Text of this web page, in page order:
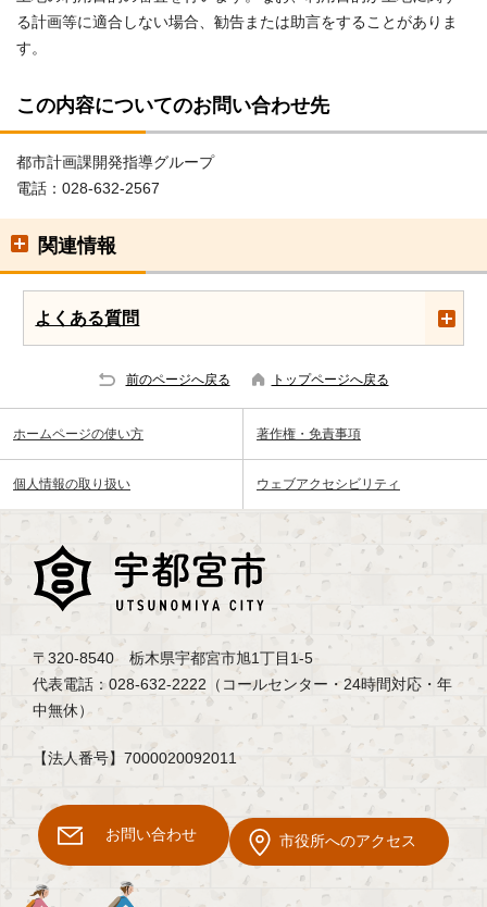
る計画等に適合しない場合、勧告または助言をすることがありま
す。
この内容についてのお問い合わせ先
都市計画課開発指導グループ
電話：028-632-2567
関連情報
よくある質問
前のページへ戻る トップページへ戻る
ホームページの使い方 著作権・免責事項
個人情報の取り扱い ウェブアクセシビリティ
〒320-8540 栃木県宇都宮市旭1丁目1-5
代表電話：028-632-2222（コールセンター・24時間対応・年
中無休）
【法人番号】7000020092011
お問い合わせ 市役所へのアクセス